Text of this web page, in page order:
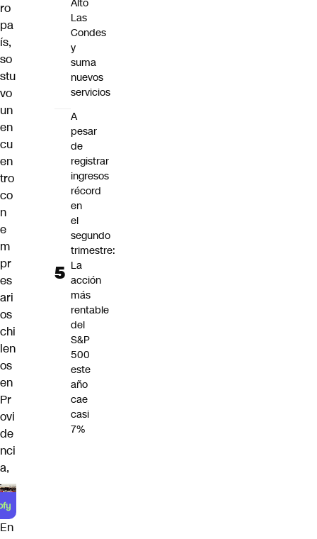
ro
pa
ís,
so
stu
vo
un
en
cu
en
tro
co
n
e
m
pr
es
ari
os
chi
len
os
en
Pr
ovi
de
nci
a,
En
Alto
Las
Condes
y
suma
nuevos
servicios
A
pesar
de
registrar
ingresos
récord
en
el
segundo
trimestre:
La
acción
más
rentable
del
S&P
500
este
año
cae
casi
7%